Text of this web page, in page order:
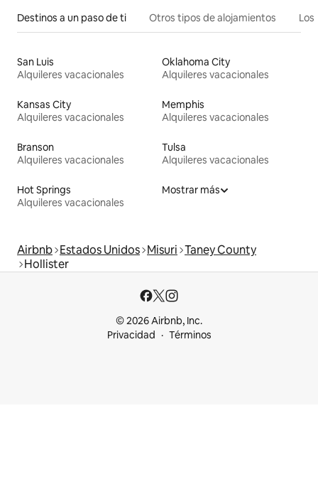
Destinos a un paso de ti Otros tipos de alojamientos
San Luis
Alquileres vacacionales
Oklahoma City
Alquileres vacacionales
Kansas City
Alquileres vacacionales
Memphis
Alquileres vacacionales
Branson
Alquileres vacacionales
Tulsa
Alquileres vacacionales
Hot Springs
Alquileres vacacionales
Mostrar más
Airbnb Estados Unidos Misuri Taney County
Hollister
© 2026 Airbnb, Inc.
Privacidad
Términos